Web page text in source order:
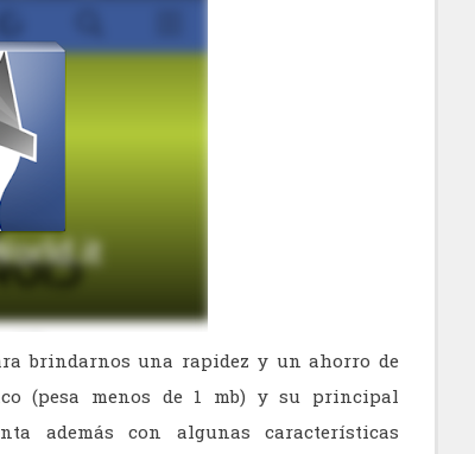
brindarnos una rapidez y un ahorro de
(pesa menos de 1 mb) y su principal
además con algunas características